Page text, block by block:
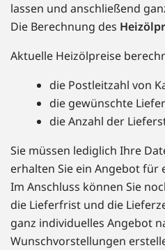
lassen und anschließend
Die Berechnung des
Aktuelle Heizölpreise
die Postleitzahl von
die gewünschte
die Anzahl der
Sie müssen lediglich Ihre
erhalten Sie ein Angebot für
Im Anschluss können Sie
die Lieferfrist und die
ganz individuelles Angebot
Wunschvorstellungen